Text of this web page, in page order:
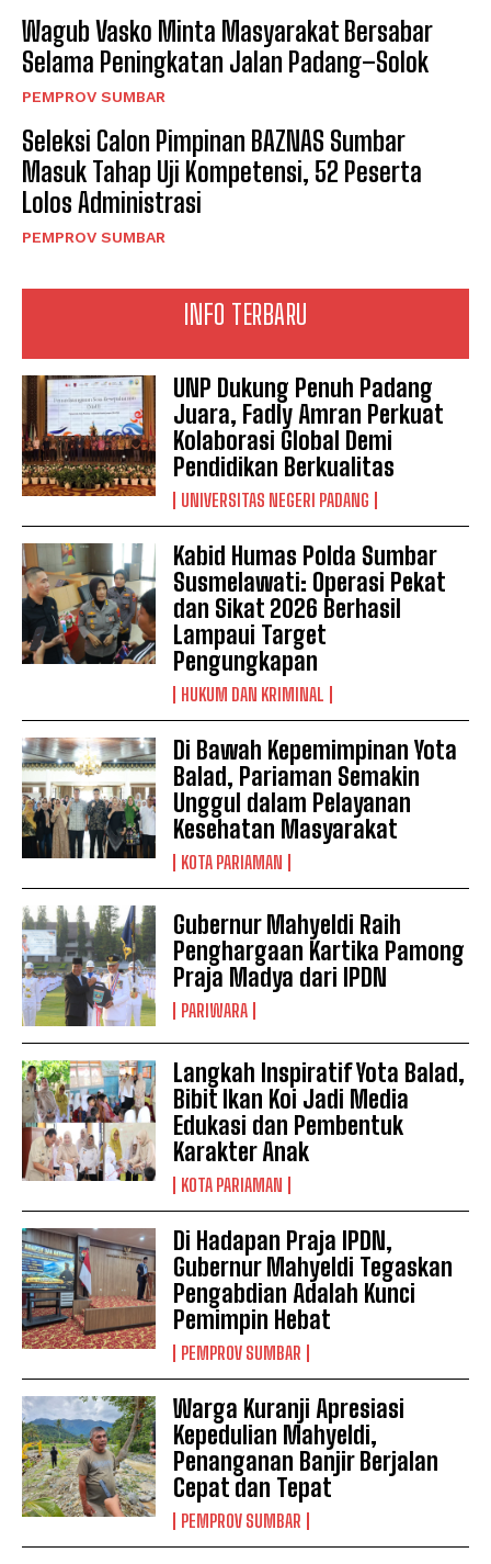
INFO TERBARU
UNP Dukung Penuh Padang
Juara, Fadly Amran Perkuat
Kolaborasi Global Demi
Pendidikan Berkualitas
UNIVERSITAS NEGERI PADANG
Kabid Humas Polda Sumbar
Susmelawati: Operasi Pekat
dan Sikat 2026 Berhasil
Lampaui Target
Pengungkapan
HUKUM DAN KRIMINAL
Di Bawah Kepemimpinan Yota
Balad, Pariaman Semakin
Unggul dalam Pelayanan
Kesehatan Masyarakat
KOTA PARIAMAN
Gubernur Mahyeldi Raih
Penghargaan Kartika Pamong
Praja Madya dari IPDN
PARIWARA
Langkah Inspiratif Yota Balad,
Bibit Ikan Koi Jadi Media
Edukasi dan Pembentuk
Karakter Anak
KOTA PARIAMAN
Di Hadapan Praja IPDN,
Gubernur Mahyeldi Tegaskan
Pengabdian Adalah Kunci
Pemimpin Hebat
PEMPROV SUMBAR
Warga Kuranji Apresiasi
Kepedulian Mahyeldi,
Penanganan Banjir Berjalan
Cepat dan Tepat
PEMPROV SUMBAR
Wagub Vasko Minta Masyarakat Bersabar
Selama Peningkatan Jalan Padang–Solok
PEMPROV SUMBAR
Seleksi Calon Pimpinan BAZNAS Sumbar
Masuk Tahap Uji Kompetensi, 52 Peserta
Lolos Administrasi
PEMPROV SUMBAR